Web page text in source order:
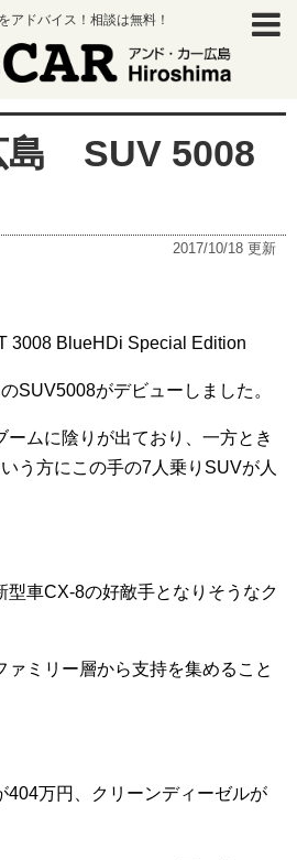
アドバイス！相談は無料！
島 SUV 5008
2017/10/18 更新
SUV5008がデビューしました。
ムに陰りが出ており、一方とき
う方にこの手の7人乗りSUVが人
型車CX-8の好敵手となりそうなク
ァミリー層から支持を集めること
万円、クリーンディーゼルが